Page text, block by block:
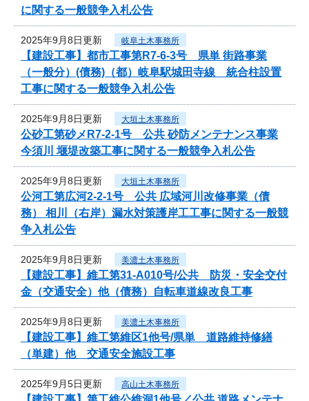
に関する一般競争入札公告
2025年9月8日更新 岐阜土木事務所
【建設工事】都市工事第R7-6-3号 県単 街路事業
（一般分）(債務)（都）岐阜駅城田寺線 統合柱設置
工事に関する一般競争入札公告
2025年9月8日更新 大垣土木事務所
公砂工第砂メR7-2-1号 公共 砂防メンテナンス事業
今須川 堰堤改築工事に関する一般競争入札公告
2025年9月8日更新 大垣土木事務所
公河工第広河2-2-1号 公共 広域河川改修事業（債
務） 相川（右岸）漏水対策護岸工工事に関する一般競
争入札公告
2025年9月8日更新 美濃土木事務所
【建設工事】維工第31-A010号/公共 防災・安全交付
金（交通安全）他（債務）自転車道線改良工事
2025年9月8日更新 美濃土木事務所
【建設工事】維工第維区1他号/県単 道路維持修繕
（単建）他 交通安全施設工事
2025年9月5日更新 高山土木事務所